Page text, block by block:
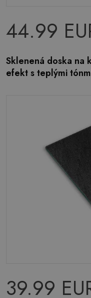
44.99
Sklenená doska na
efekt s teplými
39.99